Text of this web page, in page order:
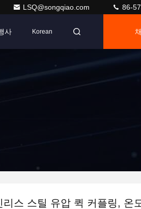
LSQ@songqiao.com 86-
사 Korean
리스 스틸 유압 퀵 커플링, 온